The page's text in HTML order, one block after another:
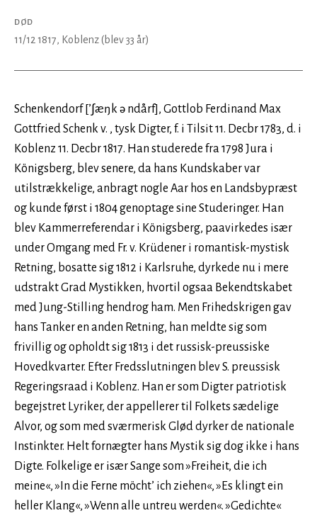
Schenkendorf [’∫æŋk ə ndårf], Gottlob Ferdinand Max
Gottfried Schenk v. , tysk Digter, f. i Tilsit 11. Decbr 1783, d. i
Koblenz 11. Decbr 1817. Han studerede fra 1798 Jura i
Königsberg, blev senere, da hans Kundskaber var
utilstrækkelige, anbragt nogle Aar hos en Landsbypræst
og kunde først i 1804 genoptage sine Studeringer. Han
blev Kammerreferendar i Königsberg, paavirkedes især
under Omgang med Fr. v. Krüdener i romantisk-mystisk
Retning, bosatte sig 1812 i Karlsruhe, dyrkede nu i mere
udstrakt Grad Mystikken, hvortil ogsaa Bekendtskabet
med Jung-Stilling hendrog ham. Men Frihedskrigen gav
hans Tanker en anden Retning, han meldte sig som
frivillig og opholdt sig 1813 i det russisk-preussiske
Hovedkvarter. Efter Fredsslutningen blev S. preussisk
Regeringsraad i Koblenz. Han er som Digter patriotisk
begejstret Lyriker, der appellerer til Folkets sædelige
Alvor, og som med sværmerisk Glød dyrker de nationale
Instinkter. Helt fornægter hans Mystik sig dog ikke i hans
Digte. Folkelige er især Sange som »Freiheit, die ich
meine«, »In die Ferne möcht’ ich ziehen«, »Es klingt ein
heller Klang«, »Wenn alle untreu werden«. »Gedichte«
DØD
11/12 1817, Koblenz(blev 33 år)